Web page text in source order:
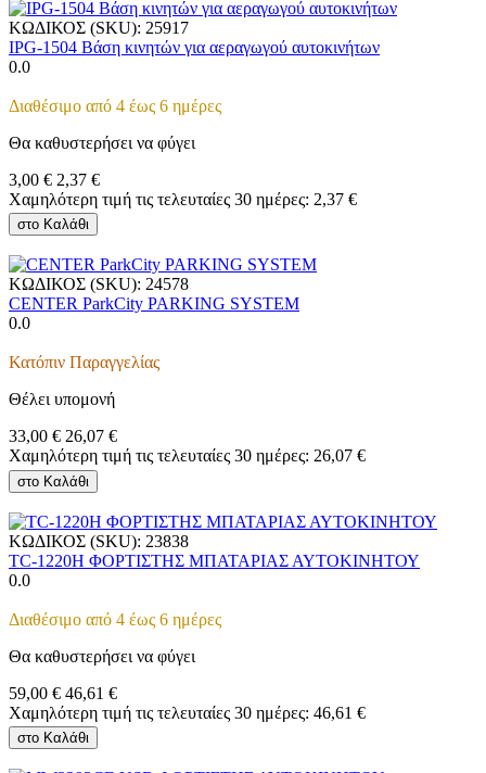
ΚΩΔΙΚΟΣ (SKU): 25917
IPG-1504 Βάση κινητών για αεραγωγού αυτοκινήτων
0.0
Διαθέσιμο από 4 έως 6 ημέρες
Θα καθυστερήσει να φύγει
3,00 € 2,37 €
Χαμηλότερη τιμή τις τελευταίες 30 ημέρες: 2,37 €
στο Καλάθι
ΚΩΔΙΚΟΣ (SKU): 24578
CENTER ParkCity PARKING SYSTEM
0.0
Κατόπιν Παραγγελίας
Θέλει υπομονή
33,00 € 26,07 €
Χαμηλότερη τιμή τις τελευταίες 30 ημέρες: 26,07 €
στο Καλάθι
ΚΩΔΙΚΟΣ (SKU): 23838
TC-1220H ΦΟΡΤΙΣΤΗΣ ΜΠΑΤΑΡΙΑΣ ΑΥΤΟΚΙΝΗΤΟΥ
0.0
Διαθέσιμο από 4 έως 6 ημέρες
Θα καθυστερήσει να φύγει
59,00 € 46,61 €
Χαμηλότερη τιμή τις τελευταίες 30 ημέρες: 46,61 €
στο Καλάθι